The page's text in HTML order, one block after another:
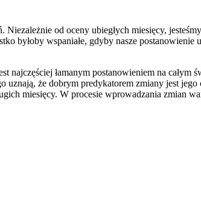
od oceny ubiegłych miesięcy,
byłoby wspaniałe, gdyby nasze
najczęściej łamanym postanowieniem na
że dobrym predykatorem zmiany jest
miesięcy. W procesie wprowadzania zmian